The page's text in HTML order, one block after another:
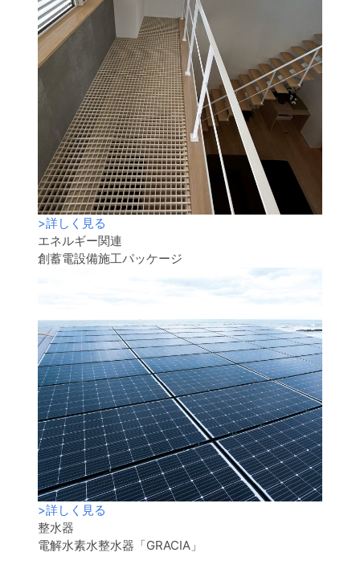
>詳しく見る
エネルギー関連
創蓄電設備施工パッケージ
>詳しく見る
整水器
電解水素水整水器「GRACIA」